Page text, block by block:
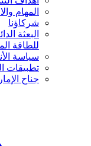
المهام
شركاؤنا
البعثة
للطاقة
سياسة
تطبيقات
جناح